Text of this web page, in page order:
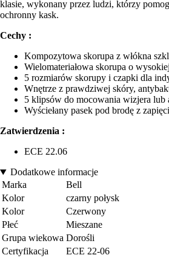
klasie, wykonany przez ludzi, którzy
ochronny kask.
Cechy :
Kompozytowa skorupa z włókna
Wielomateriałowa skorupa o
5 rozmiarów skorupy i czapki dla
Wnętrze z prawdziwej skóry,
5 klipsów do mocowania wizjera lub
Wyściełany pasek pod brodę z
Zatwierdzenia :
ECE 22.06
Dodatkowe informacje
Marka
Bell
Kolor
czarny połysk
Kolor
Czerwony
Płeć
Mieszane
Grupa wiekowa Dorośli
Certyfikacja
ECE 22-06